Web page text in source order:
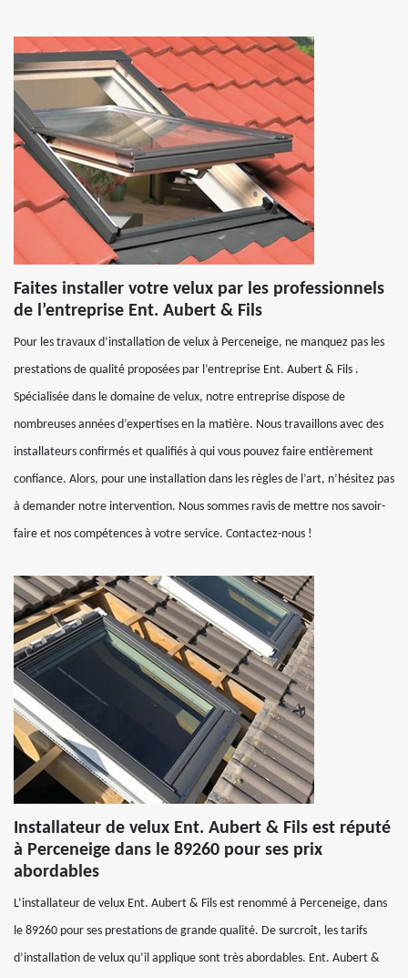
Faites installer votre velux par les professionnels
de l’entreprise Ent. Aubert & Fils
Pour les travaux d’installation de velux à Perceneige, ne manquez pas les
prestations de qualité proposées par l’entreprise Ent. Aubert & Fils .
Spécialisée dans le domaine de velux, notre entreprise dispose de
nombreuses années d’expertises en la matière. Nous travaillons avec des
installateurs confirmés et qualifiés à qui vous pouvez faire entièrement
confiance. Alors, pour une installation dans les règles de l’art, n’hésitez pas
à demander notre intervention. Nous sommes ravis de mettre nos savoir-
faire et nos compétences à votre service. Contactez-nous !
Installateur de velux Ent. Aubert & Fils est réputé
à Perceneige dans le 89260 pour ses prix
abordables
L’installateur de velux Ent. Aubert & Fils est renommé à Perceneige, dans
le 89260 pour ses prestations de grande qualité. De surcroît, les tarifs
d’installation de velux qu’il applique sont très abordables. Ent. Aubert &